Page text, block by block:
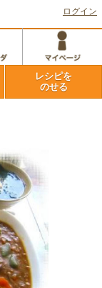
ログイン
レシピを
のせる